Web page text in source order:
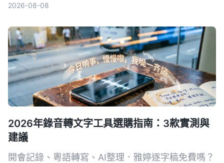
2026-08-08
2026年錄音轉文字工具選購指南：3款實測與
建議
開會記錄、粵語轉寫、AI整理．雅婷逐字稿免費嗎？